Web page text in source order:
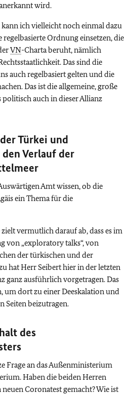
wird.
ich vielleicht noch einmal dazu
regelbasierte Ordnung einsetzen, die
VN-Charta beruht, nämlich
Das sind die
auch regelbasiert gelten und die
Das ist die allgemeine, große
auch in dieser Allianz
Türkei und
Verlauf der
Amt wissen, ob die
ein Thema für die
zielt vermutlich darauf ab, dass es im
von „exploratory talks“, von
der türkischen und der
hat Herr Seibert hier in der letzten
ganz ausführlich vorgetragen. Das
um dort zu einer Deeskalation und
Seiten beizutragen.
des
Frage an das Außenministerium
Haben die beiden Herren
Coronatest gemacht? Wie ist